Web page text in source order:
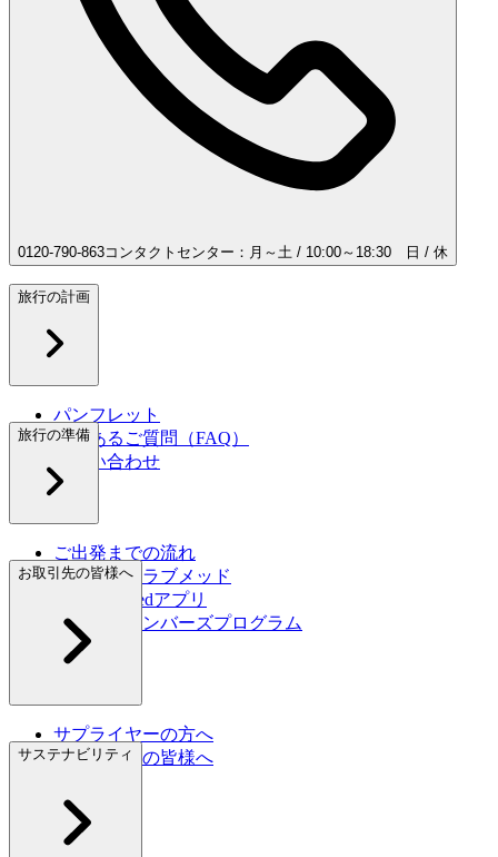
0120-790-863コンタクトセンター：月～土 / 10:00～18:30 日 / 休
旅行の計画
パンフレット
よくあるご質問（FAQ）
お問い合わせ
旅行の準備
ご出発までの流れ
初めてのクラブメッド
My Club Medアプリ
グレートメンバーズプログラム
旅行保険
お取引先の皆様へ
サプライヤーの方へ
旅行代理店の皆様へ
サステナビリティ